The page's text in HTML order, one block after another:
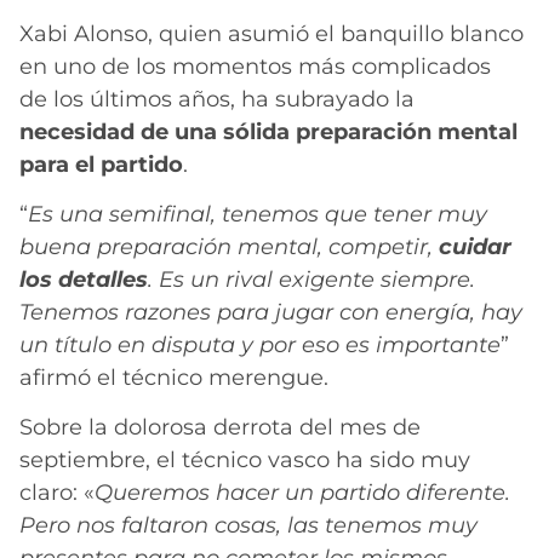
Xabi Alonso, quien asumió el banquillo blanco
en uno de los momentos más complicados
de los últimos años, ha subrayado la
necesidad de una sólida preparación mental
para el partido.
“Es una semifinal, tenemos que tener muy
buena preparación mental, competir, cuidar
los detalles. Es un rival exigente siempre.
Tenemos razones para jugar con energía, hay
un título en disputa y por eso es importante”
afirmó el técnico merengue.
Sobre la dolorosa derrota del mes de
septiembre, el técnico vasco ha sido muy
claro: «Queremos hacer un partido diferente.
Pero nos faltaron cosas, las tenemos muy